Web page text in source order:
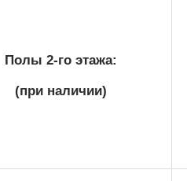
Полы 2-го этажа:
(при наличии)